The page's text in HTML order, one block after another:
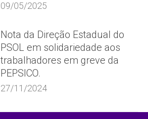
09/05/2025
Nota da Direção Estadual do
PSOL em solidariedade aos
trabalhadores em greve da
PEPSICO.
27/11/2024